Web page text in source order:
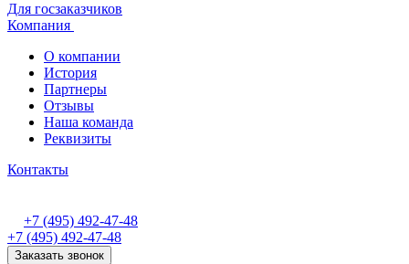
Для госзаказчиков
Компания
О компании
История
Партнеры
Отзывы
Наша команда
Реквизиты
Контакты
+7 (495) 492-47-48
+7 (495) 492-47-48
Заказать звонок